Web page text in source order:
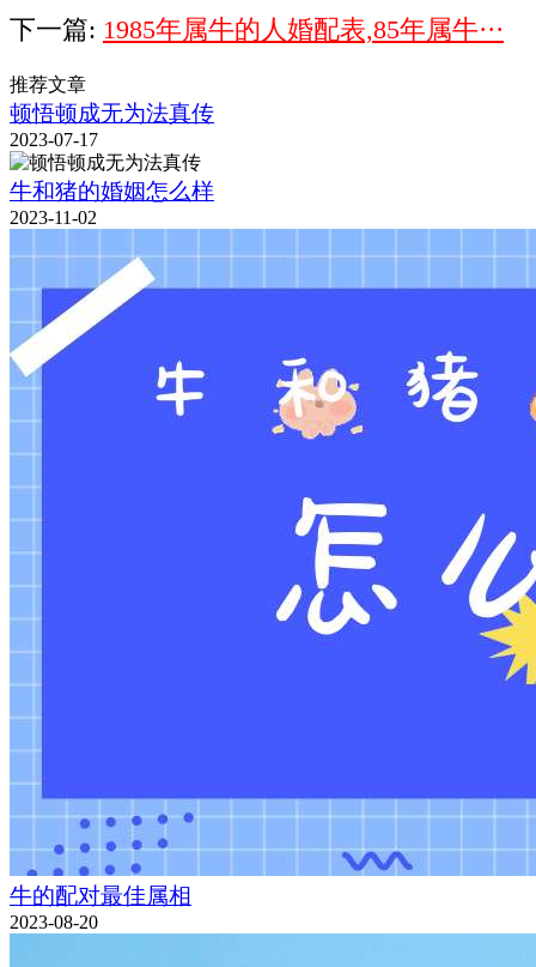
下一篇: 1985年属牛的人婚配表,85年属牛···
推荐文章
顿悟顿成无为法真传
2023-07-17
牛和猪的婚姻怎么样
2023-11-02
牛的配对最佳属相
2023-08-20